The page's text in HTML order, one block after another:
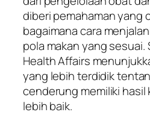
diberi pemahaman yang
bagaimana cara
pola makan yang
Health Affairs
yang lebih terdidik
cenderung memiliki
lebih baik.